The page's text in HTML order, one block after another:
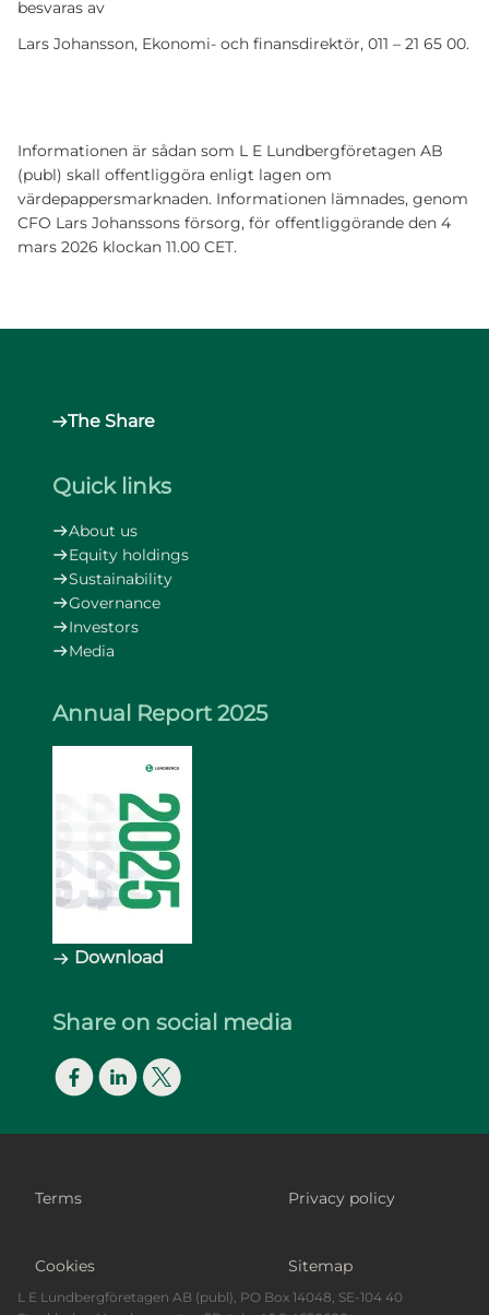
besvaras av
Lars Johansson, Ekonomi- och finansdirektör, 011 – 21 65 00.
Informationen är sådan som L E Lundbergföretagen AB
(publ) skall offentliggöra enligt lagen om
värdepappersmarknaden. Informationen lämnades, genom
CFO Lars Johanssons försorg, för offentliggörande den 4
mars 2026 klockan 11.00 CET.
The Share
Quick links
About us
Equity holdings
Sustainability
Governance
Investors
Media
Annual Report 2025
Download
Share on social media
FacebookLinkedInTwitter
Footer Bottom
Terms Privacy policy
Cookies Sitemap
L E Lundbergföretagen AB (publ), PO Box 14048, SE-104 40